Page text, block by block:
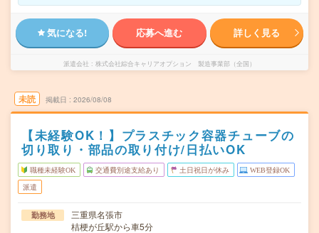
気になる! 応募へ進む 詳しく見る
派遣会社 株式会社綜合キャリアオプション 製造事業部（全国）
未読 掲載日 2026/08/08
【未経験OK！】プラスチック容器チューブの
切り取り・部品の取り付け/日払いOK
職種未経験OK 交通費別途支給あり 土日祝日が休み WEB登録OK
派遣
勤務地
三重県名張市
桔梗が丘駅から車5分